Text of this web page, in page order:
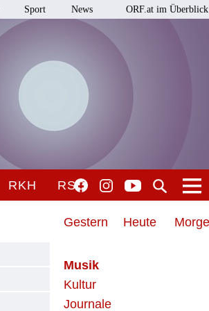
Sport News ORF.at im Überblick
RKH RSO
Gestern Heute
Musik
Kultur
Journale